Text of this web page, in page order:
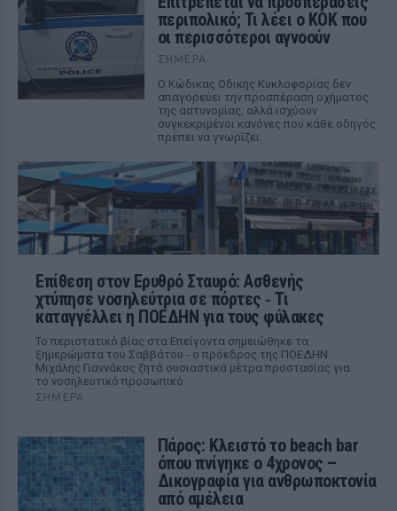
περιπολικό; Τι λέει ο ΚΟΚ που
οι περισσότεροι αγνοούν
ΣΉΜΕΡΑ
Ο Κώδικας Οδικής Κυκλοφορίας δεν
απαγορεύει την προσπέραση οχήματος
της αστυνομίας, αλλά ισχύουν
συγκεκριμένοι κανόνες που κάθε οδηγός
πρέπει να γνωρίζει.
Επίθεση στον Ερυθρό Σταυρό: Ασθενής
χτύπησε νοσηλεύτρια σε πόρτες ‑ Τι
καταγγέλλει η ΠΟΕΔΗΝ για τους φύλακες
Το περιστατικό βίας στα Επείγοντα σημειώθηκε τα
ξημερώματα του Σαββάτου - ο πρόεδρος της ΠΟΕΔΗΝ
Μιχάλης Γιαννάκος ζητά ουσιαστικά μέτρα προστασίας για
το νοσηλευτικό προσωπικό
ΣΉΜΕΡΑ
Πάρος: Κλειστό το beach bar
όπου πνίγηκε ο 4χρονος –
Δικογραφία για ανθρωποκτονία
από αμέλεια